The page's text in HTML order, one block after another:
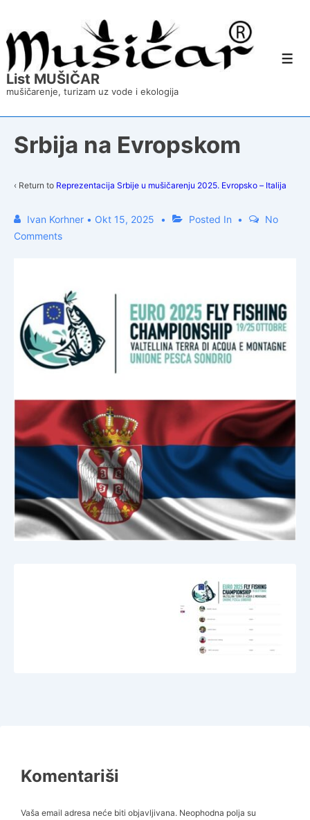
Main
Content
List MUŠIČAR
mušičarenje, turizam uz vode i ekologija
Srbija na Evropskom
‹ Return to Reprezentacija Srbije u mušičarenju 2025. Evropsko – Italija
Ivan Korhner • Okt 15, 2025 Posted In
No
Comments
Komentariši
Vaša email adresa neće biti objavljivana. Neophodna polja su